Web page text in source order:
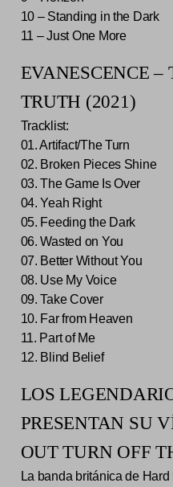
10 – Standing in the Dark
11 – Just One More
EVANESCENCE –
TRUTH (2021)
Tracklist:
01. Artifact/The Turn
02. Broken Pieces Shine
03. The Game Is Over
04. Yeah Right
05. Feeding the Dark
06. Wasted on You
07. Better Without You
08. Use My Voice
09. Take Cover
10. Far from Heaven
11. Part of Me
12. Blind Belief
LOS
PRESENTAN SU
OUT TURN OFF
La banda británica de